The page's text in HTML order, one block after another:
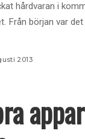
hårdvaran i
Från början var
2013